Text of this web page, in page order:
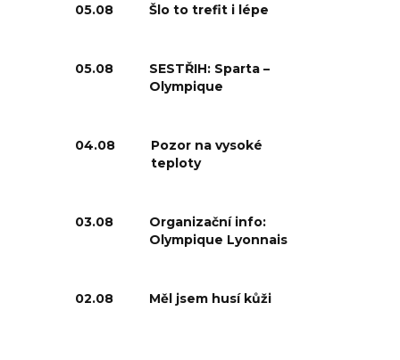
05.08 Šlo to trefit i lépe
05.08
SESTŘIH: Sparta –
Olympique
04.08
Pozor na vysoké
teploty
03.08
Organizační info:
Olympique Lyonnais
02.08 Měl jsem husí kůži